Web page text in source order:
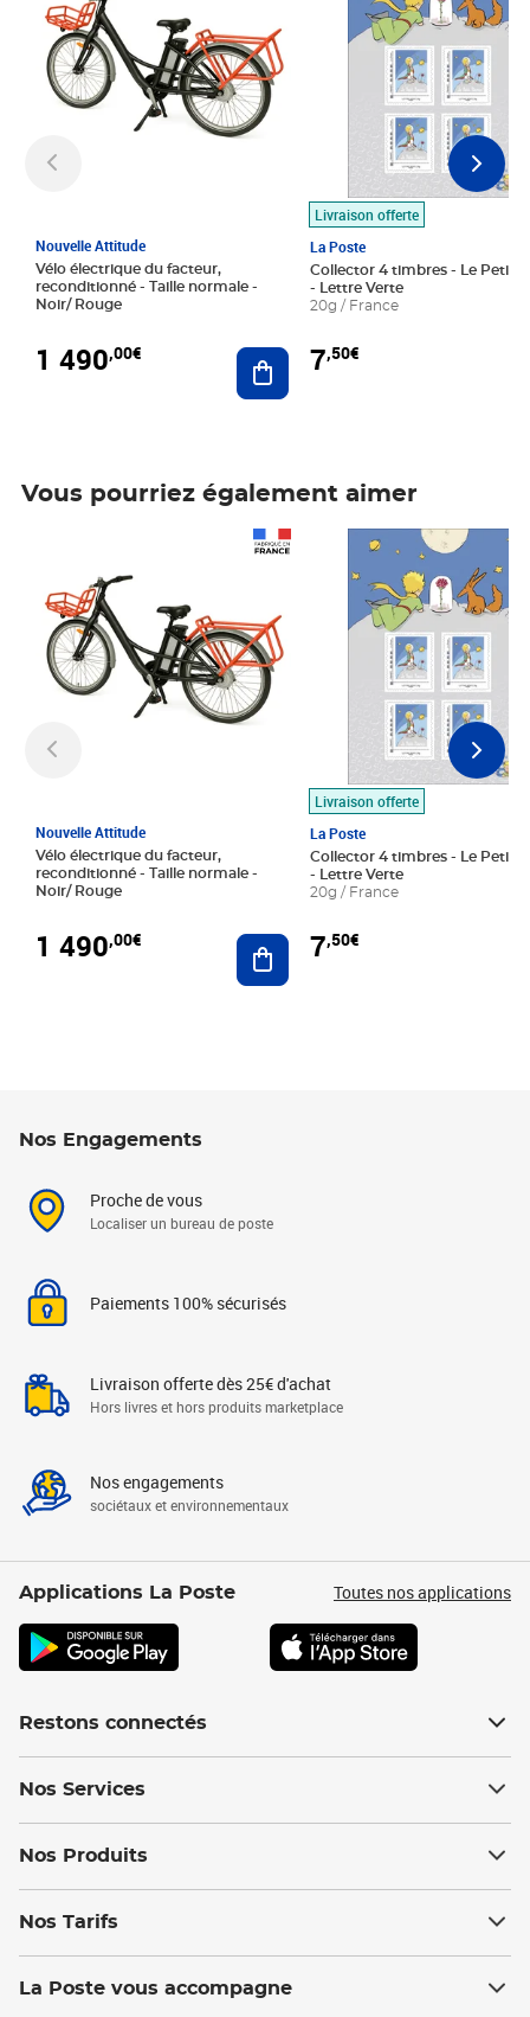
Nouvelle Attitude
Vélo électrique du facteur,
reconditionné - Taille normale -
Noir/ Rouge
1 490,00€ Ajouter au panier
Livraison offerte
La Poste
Collector 4 timbres - Le Petit
- Lettre Verte
20g / France
7,50€
Vous pourriez également aimer
Nouvelle Attitude
Vélo électrique du facteur,
reconditionné - Taille normale -
Noir/ Rouge
1 490,00€ Ajouter au panier
Livraison offerte
La Poste
Collector 4 timbres - Le Petit
- Lettre Verte
20g / France
7,50€
Prix 7,50€
Nos Engagements
Proche de vous
Localiser un bureau de poste
Paiements 100% sécurisés
Livraison offerte dès 25€ d'achat
Hors livres et hors produits marketplace
Nos engagements
sociétaux et environnementaux
Applications La Poste Toutes nos applications
Restons connectés
Nos Services
Nos Produits
Nos Tarifs
La Poste vous accompagne